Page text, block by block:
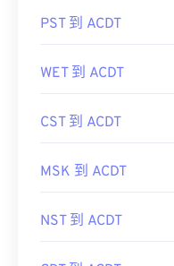
PST 到 ACDT
WET 到 ACDT
CST 到 ACDT
MSK 到 ACDT
NST 到 ACDT